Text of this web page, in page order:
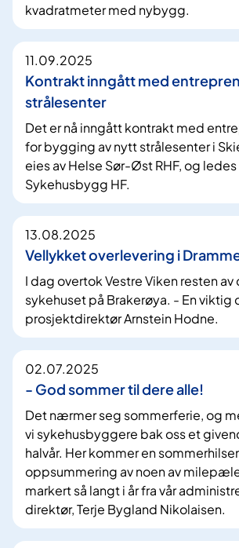
kvadratmeter med nybygg.
11.09.2025
Kontrakt inngått med
strålesenter
Det er nå inngått kontrakt med
for bygging av nytt strålesenter i
eies av Helse Sør-Øst RHF, og ledes
Sykehusbygg HF.
13.08.2025
Vellykket overlevering i
I dag overtok Vestre Viken resten av
sykehuset på Brakerøya. - En viktig
prosjektdirektør Arnstein Hodne.
02.07.2025
- God sommer til dere alle!
Det nærmer seg sommerferie, og
vi sykehusbyggere bak oss et
halvår. Her kommer en
oppsummering av noen av
markert så langt i år fra vår
direktør, Terje Bygland Nikolaisen.